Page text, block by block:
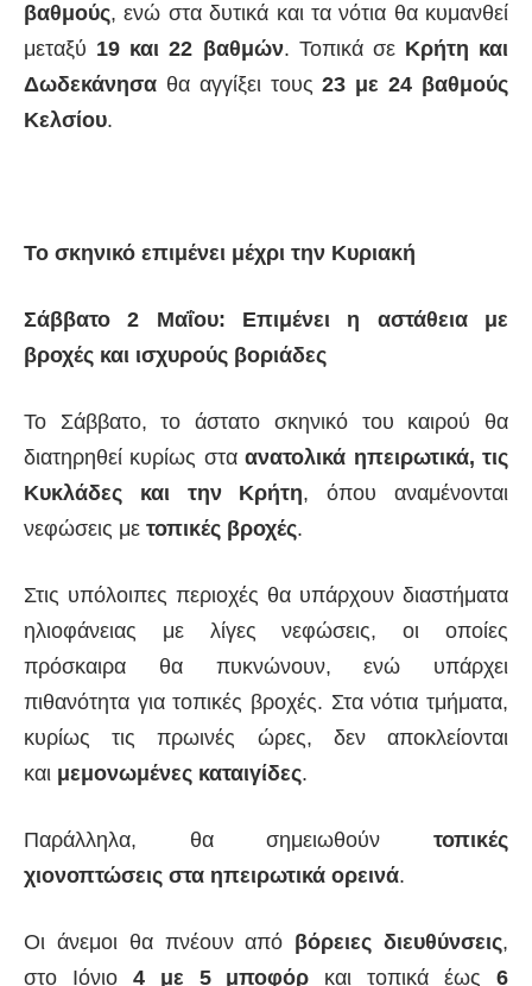
βαθμούς, ενώ στα δυτικά και τα νότια θα κυμανθεί
μεταξύ 19 και 22 βαθμών. Τοπικά σε Κρήτη και
Δωδεκάνησα θα αγγίξει τους23 με 24 βαθμούς
Κελσίου.
Το σκηνικό επιμένει μέχρι την Κυριακή
Σάββατο 2 Μαΐου: Επιμένει η αστάθεια με
βροχές και ισχυρούς βοριάδες
Το Σάββατο, το άστατο σκηνικό του καιρού θα
διατηρηθεί κυρίως σταανατολικά ηπειρωτικά, τις
Κυκλάδες και την Κρήτη, όπου αναμένονται
νεφώσεις με τοπικές βροχές.
Στις υπόλοιπες περιοχές θα υπάρχουν διαστήματα
ηλιοφάνειας με λίγες νεφώσεις, οι οποίες
πρόσκαιρα θα πυκνώνουν, ενώ υπάρχει
πιθανότητα για τοπικές βροχές. Στα νότια τμήματα,
κυρίως τις πρωινές ώρες, δεν αποκλείονται
και μεμονωμένες καταιγίδες.
Παράλληλα, θα σημειωθούν τοπικές
χιονοπτώσεις στα ηπειρωτικά ορεινά.
Οι άνεμοι θα πνέουν από βόρειες διευθύνσεις,
στο Ιόνιο 4 με 5 μποφόρ και τοπικά έως6